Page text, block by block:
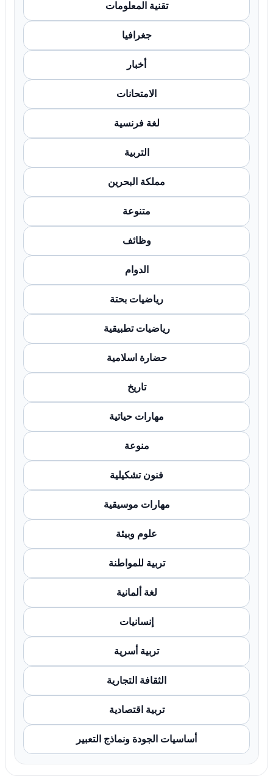
تقنية المعلومات
جغرافيا
أخبار
الامتحانات
لغة فرنسية
التربية
مملكة البحرين
متنوعة
وظائف
الدوام
رياضيات بحتة
رياضيات تطبيقية
حضارة اسلامية
تاريخ
مهارات حياتية
منوعة
فنون تشكيلية
مهارات موسيقية
علوم وبيئة
تربية للمواطنة
لغة ألمانية
إنسانيات
تربية أسرية
الثقافة التجارية
تربية اقتصادية
أساسيات الجودة ونماذج التعبير